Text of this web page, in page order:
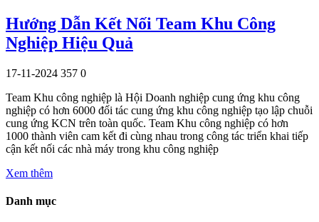
Hướng Dẫn Kết Nối Team Khu Công
Nghiệp Hiệu Quả
17-11-2024 357 0
Team Khu công nghiệp là Hội Doanh nghiệp cung ứng khu công
nghiệp có hơn 6000 đối tác cung ứng khu công nghiệp tạo lập chuỗi
cung ứng KCN trên toàn quốc. Team Khu công nghiệp có hơn
1000 thành viên cam kết đi cùng nhau trong công tác triển khai tiếp
cận kết nối các nhà máy trong khu công nghiệp
Xem thêm
Danh mục